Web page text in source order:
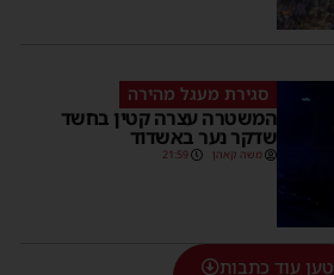
סגירת מעגל מהירה
המשטרה עצרה קטין בחשד
שדקר נער באשדוד
משה קאהן 21:59
טען עוד כתבות